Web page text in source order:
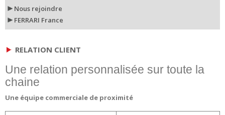
Nous rejoindre
FERRARI France
RELATION CLIENT
Une relation personnalisée sur toute la
chaine
Une équipe commerciale de proximité